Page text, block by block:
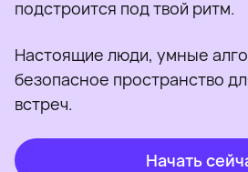
подстроится под твой ритм.
Настоящие люди, умные
безопасное пространство
встреч.
Начать